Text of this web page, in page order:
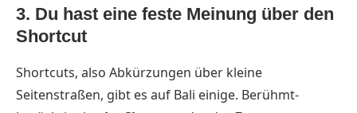
3. Du hast eine feste Meinung über den
Shortcut
Shortcuts, also Abkürzungen über kleine
Seitenstraßen, gibt es auf Bali einige. Berühmt-